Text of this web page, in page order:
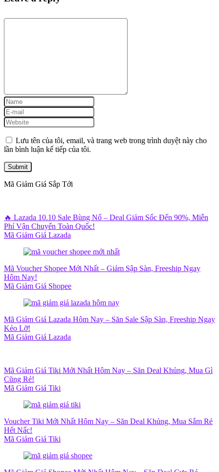
Lưu tên của tôi, email, và trang web trong trình duyệt này cho
lần bình luận kế tiếp của tôi.
Mã Giảm Giá Sắp Tới
🔥 Lazada 10.10 Sale Bùng Nổ – Deal Giảm Sốc Đến 90%, Miễn
Phí Vận Chuyển Toàn Quốc!
Mã Giảm Giá Lazada
Mã Voucher Shopee Mới Nhất – Giảm Sập Sàn, Freeship Ngay
Hôm Nay!
Mã Giảm Giá Shopee
Mã Giảm Giá Lazada Hôm Nay – Săn Sale Sập Sàn, Freeship Ngay
Kẻo Lỡ!
Mã Giảm Giá Lazada
Mã Giảm Giá Tiki Mới Nhất Hôm Nay – Săn Deal Khủng, Mua Gì
Cũng Rẻ!
Mã Giảm Giá Tiki
Voucher Tiki Mới Nhất Hôm Nay – Săn Deal Khủng, Mua Sắm Rẻ
Hết Nấc!
Mã Giảm Giá Tiki